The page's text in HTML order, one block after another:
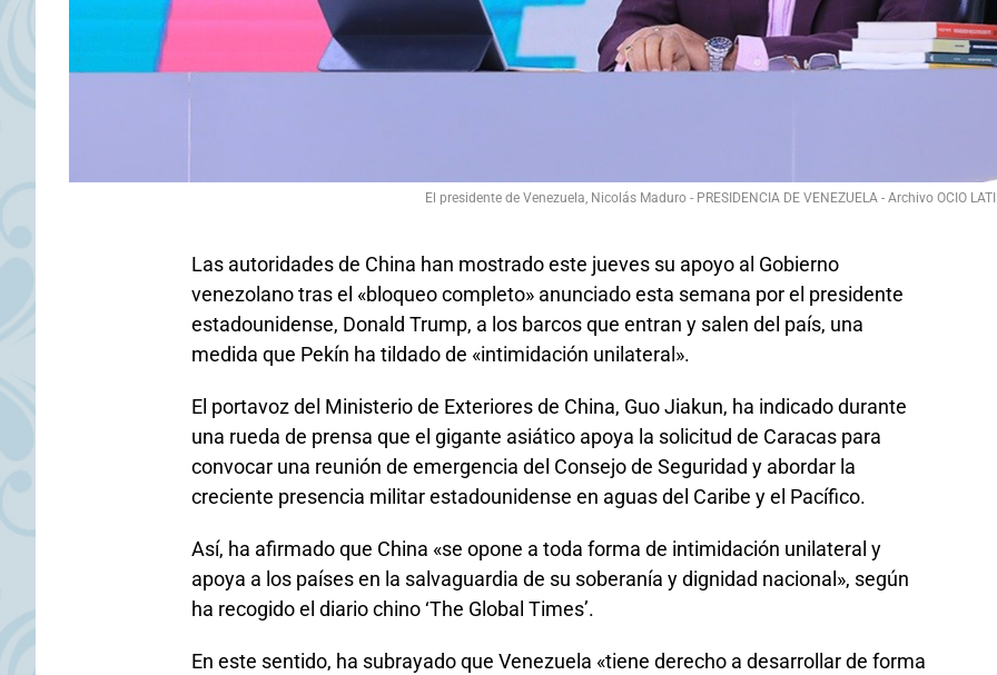
El presidente de Venezuela, Nicolás Maduro - PRESIDENCIA DE VENEZUELA - Archivo OCIO
Las autoridades de China han mostrado este jueves su apoyo al Gobierno
venezolano tras el «bloqueo completo» anunciado esta semana por el presidente
estadounidense, Donald Trump, a los barcos que entran y salen del país, una
medida que Pekín ha tildado de «intimidación unilateral».
El portavoz del Ministerio de Exteriores de China, Guo Jiakun, ha indicado durante
una rueda de prensa que el gigante asiático apoya la solicitud de Caracas para
convocar una reunión de emergencia del Consejo de Seguridad y abordar la
creciente presencia militar estadounidense en aguas del Caribe y el Pacífico.
Así, ha afirmado que China «se opone a toda forma de intimidación unilateral y
apoya a los países en la salvaguardia de su soberanía y dignidad nacional», según
ha recogido el diario chino ‘The Global Times’.
En este sentido, ha subrayado que Venezuela «tiene derecho a desarrollar de forma